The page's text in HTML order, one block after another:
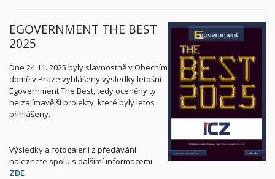
EGOVERNMENT THE BEST
2025
Dne 24.11. 2025 byly slavnostně v Obecním
domě v Praze vyhlášeny výsledky letošní
Egovernment The Best, tedy oceněny ty
nejzajímavější projekty, které byly letos
přihlášeny.
Výsledky a fotogalerii z předávání
naleznete spolu s dalšímí informacemi
ZDE